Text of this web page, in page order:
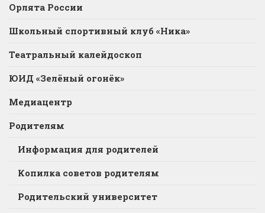
Орлята России
Школьный спортивный клуб «Ника»
Театральный калейдоскоп
ЮИД «Зелёный огонёк»
Медиацентр
Родителям
Информация для родителей
Копилка советов родителям
Родительский университет